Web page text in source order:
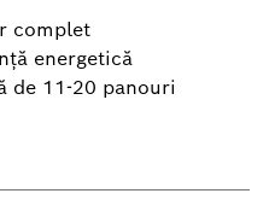
complet
energetică
de 11-20 panouri